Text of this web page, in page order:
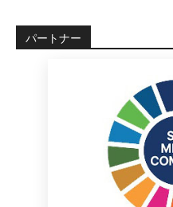
パートナー